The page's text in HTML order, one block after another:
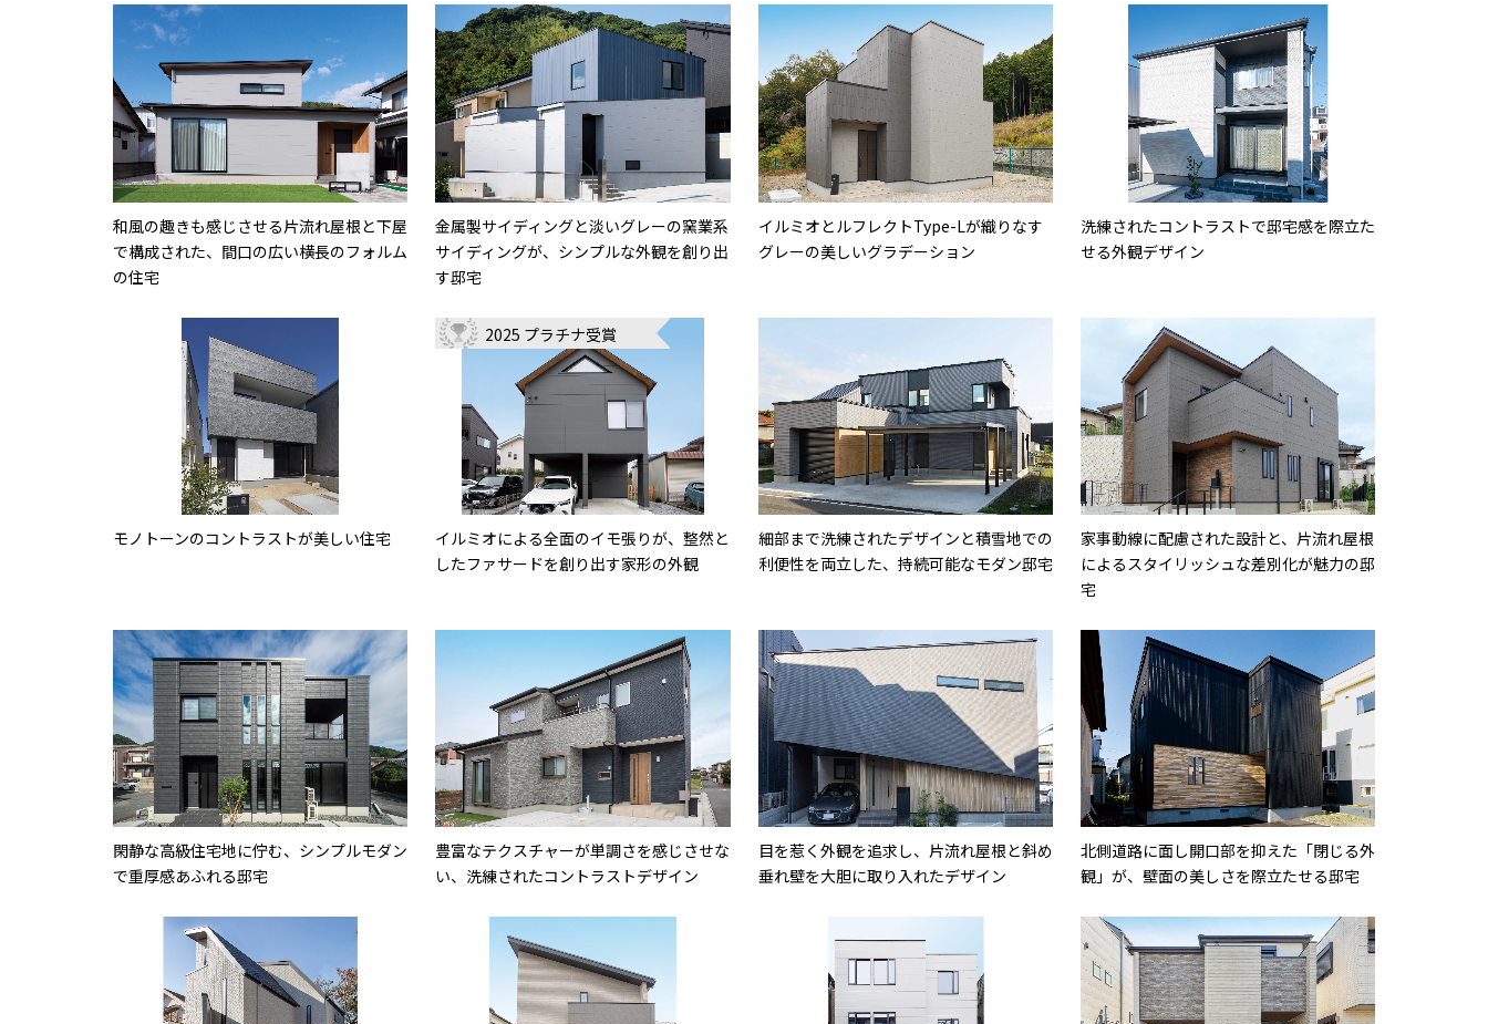
和風の趣きも感じさせる片流れ屋根と下屋
で構成された、間口の広い横長のフォルム
の住宅
金属製サイディングと淡いグレーの窯業系
サイディングが、シンプルな外観を創り出
す邸宅
イルミオとルフレクトType-Lが織りなす
グレーの美しいグラデーション
洗練されたコントラストで邸宅感を際立た
せる外観デザイン
モノトーンのコントラストが美しい住宅
2025 プラチナ受賞
イルミオによる全面のイモ張りが、整然と
したファサードを創り出す家形の外観
細部まで洗練されたデザインと積雪地での
利便性を両立した、持続可能なモダン邸宅
家事動線に配慮された設計と、片流れ屋根
によるスタイリッシュな差別化が魅力の邸
宅
閑静な高級住宅地に佇む、シンプルモダン
で重厚感あふれる邸宅
豊富なテクスチャーが単調さを感じさせな
い、洗練されたコントラストデザイン
目を惹く外観を追求し、片流れ屋根と斜め
垂れ壁を大胆に取り入れたデザイン
北側道路に面し開口部を抑えた「閉じる外
観」が、壁面の美しさを際立たせる邸宅